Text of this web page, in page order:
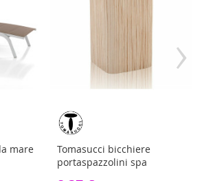
mare
Tomasucci bicchiere
portaspazzolini spa
›